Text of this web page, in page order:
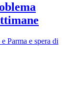
Parma e spera di